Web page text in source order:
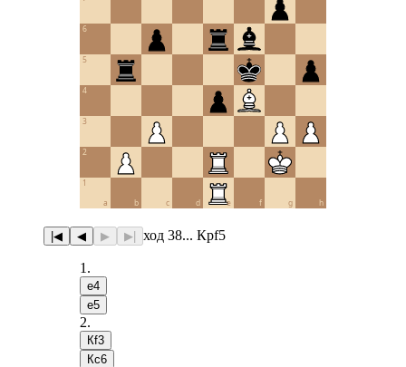
a b c d e f g h
1
2
3
4
5
6
|◀ ◀ ▶ ▶| ход 38... Крf5
1 .
e4
e5
2.
Кf3
Кc6